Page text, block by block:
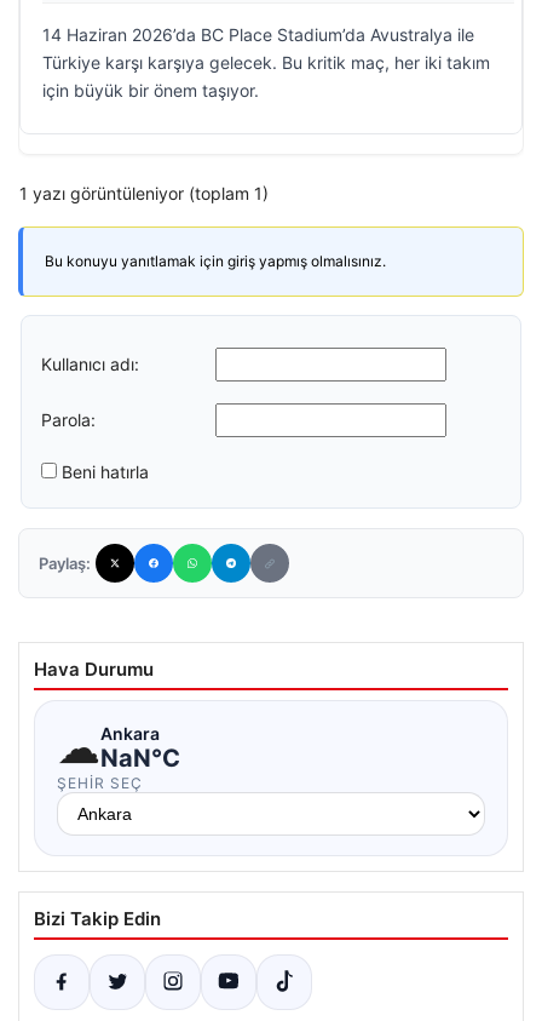
14 Haziran 2026’da BC Place Stadium’da Avustralya ile
Türkiye karşı karşıya gelecek. Bu kritik maç, her iki takım
için büyük bir önem taşıyor.
1 yazı görüntüleniyor (toplam 1)
Bu konuyu yanıtlamak için giriş yapmış olmalısınız.
Kullanıcı adı:
Parola:
Beni hatırla
Paylaş:
Hava Durumu
☁Ankara
NaN°C
ŞEHIR SEÇ
Bizi Takip Edin